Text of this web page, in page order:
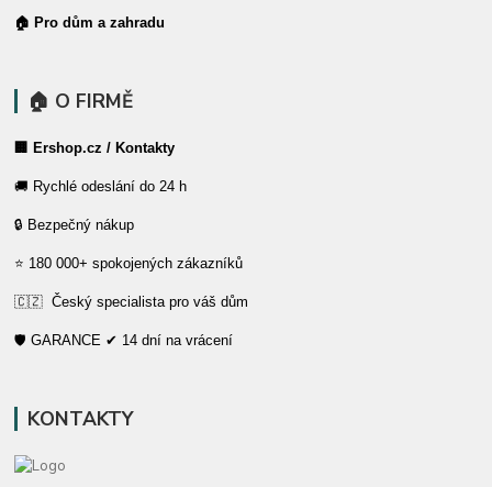
🏠 Pro dům a zahradu
🏠 O FIRMĚ
🏢 Ershop.cz / Kontakty
🚚 Rychlé odeslání do 24 h
🔒 Bezpečný nákup
⭐ 180 000+ spokojených zákazníků
🇨🇿 Český specialista pro váš dům
🛡️ GARANCE ✔ 14 dní na vrácení
KONTAKTY